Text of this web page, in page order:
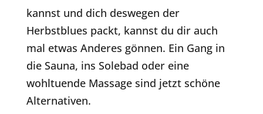
kannst und dich deswegen der
Herbstblues packt, kannst du dir auch
mal etwas Anderes gönnen. Ein Gang in
die Sauna, ins Solebad oder eine
wohltuende Massage sind jetzt schöne
Alternativen.